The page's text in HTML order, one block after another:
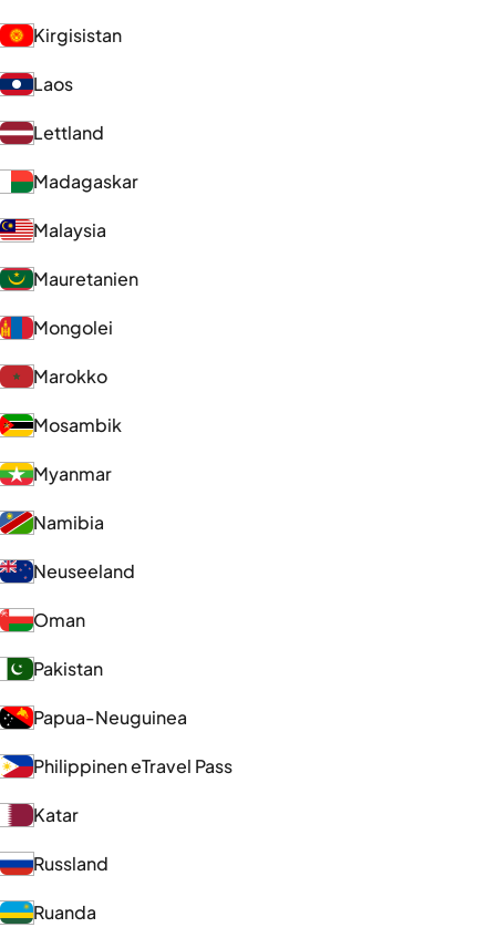
Kirgisistan
Laos
Lettland
Madagaskar
Malaysia
Mauretanien
Mongolei
Marokko
Mosambik
Myanmar
Namibia
Neuseeland
Oman
Pakistan
Papua-Neuguinea
Philippinen eTravel Pass
Katar
Russland
Ruanda